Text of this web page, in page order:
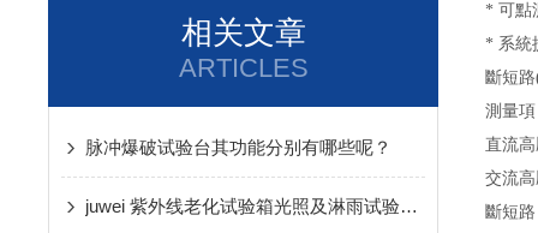
相关文章
ARTICLES
脉冲爆破试验台其功能分别有哪些呢？
juwei 紫外线老化试验箱光照及淋雨试验环节介绍
* 可點
* 系統
斷短路
測量
直流
交流
斷短